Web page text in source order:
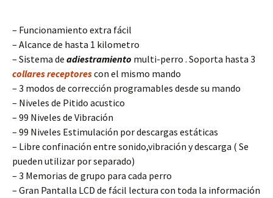
– Funcionamiento extra fácil
– Alcance de hasta 1 kilometro
– Sistema de adiestramiento multi-perro . Soporta hasta 3
collares receptorescon el mismo mando
– 3 modos de corrección programables desde su mando
– Niveles de Pitido acustico
– 99 Niveles de Vibración
– 99 Niveles Estimulación por descargas estáticas
– Libre confinación entre sonido,vibración y descarga ( Se
pueden utilizar por separado)
– 3 Memorias de grupo para cada perro
– Gran Pantalla LCD de fácil lectura con toda la información